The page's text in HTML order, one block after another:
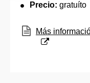
Precio: gratuíto
(Abre una
Más